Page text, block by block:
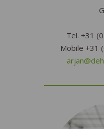
Tel. +31
Mobile +31